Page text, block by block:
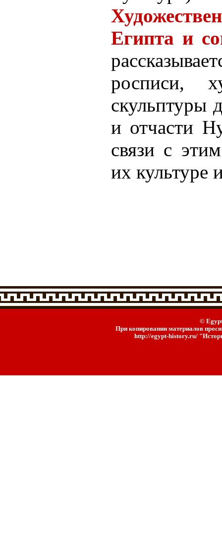
Египта и
росписи,
скульптуры
и отчасти
связи с
их культуре
©
При копировании материалов
http://egypt-history.ru/